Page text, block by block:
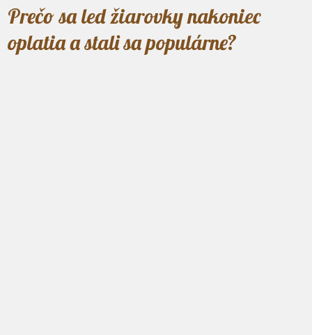
Prečo sa led žiarovky nakoniec
oplatia a stali sa populárne?